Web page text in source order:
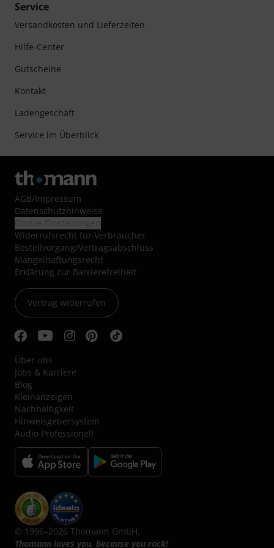
Service
Versandkosten und Lieferzeiten
Hilfe-Center
Gutscheine
Kontakt
Ladengeschäft
Service im Überblick
AGB/Impressum
Datenschutzhinweise
Widerrufsrecht für Verbraucher
Bestellvorgang/Vertragsabschluss
Mängelhaftungsrecht
Erklärung zur Barrierefreiheit
Vertrag widerrufen
Über uns
Jobs & Karriere
Blog
Kleinanzeigen
Nachhaltigkeit
Hinweisgebersystem
Audio Professionell
© 1996–2026 Thomann GmbH.
Thomann loves you, because you rock!